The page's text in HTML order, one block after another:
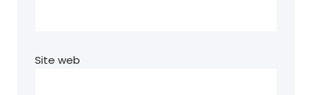
Site web